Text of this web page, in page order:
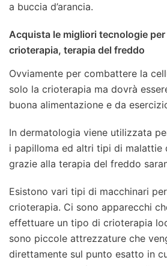
a buccia d’arancia.
Acquista le migliori tecnologie
crioterapia, terapia del freddo
Ovviamente per combattere la
solo la crioterapia ma dovrà
buona alimentazione e da
In dermatologia viene utilizzata
i papilloma ed altri tipi di malattie
grazie alla terapia del freddo
Esistono vari tipi di macchinari
crioterapia. Ci sono apparecchi
effettuare un tipo di crioterapia
sono piccole attrezzature che
direttamente sul punto esatto in